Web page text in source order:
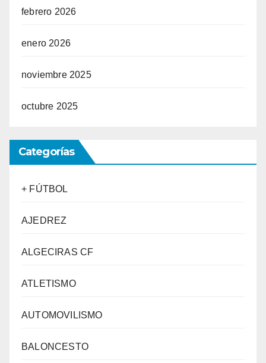
febrero 2026
enero 2026
noviembre 2025
octubre 2025
Categorías
+ FÚTBOL
AJEDREZ
ALGECIRAS CF
ATLETISMO
AUTOMOVILISMO
BALONCESTO